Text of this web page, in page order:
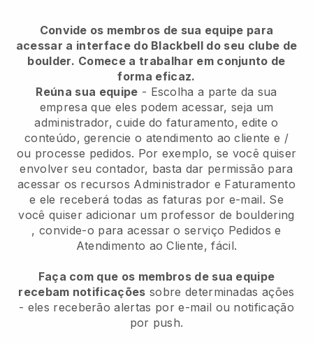
Convide os membros de sua equipe para
acessar a interface do Blackbell do seu clube de
boulder. Comece a trabalhar em conjunto de
forma eficaz.
Reúna sua equipe - Escolha a parte da sua
empresa que eles podem acessar, seja um
administrador, cuide do faturamento, edite o
conteúdo, gerencie o atendimento ao cliente e /
ou processe pedidos. Por exemplo, se você quiser
envolver seu contador, basta dar permissão para
acessar os recursos Administrador e Faturamento
e ele receberá todas as faturas por e-mail. Se
você quiser adicionar um professor de bouldering
, convide-o para acessar o serviço Pedidos e
Atendimento ao Cliente, fácil.
Faça com que os membros de sua equipe
recebam notificações sobre determinadas ações
- eles receberão alertas por e-mail ou notificação
por push.